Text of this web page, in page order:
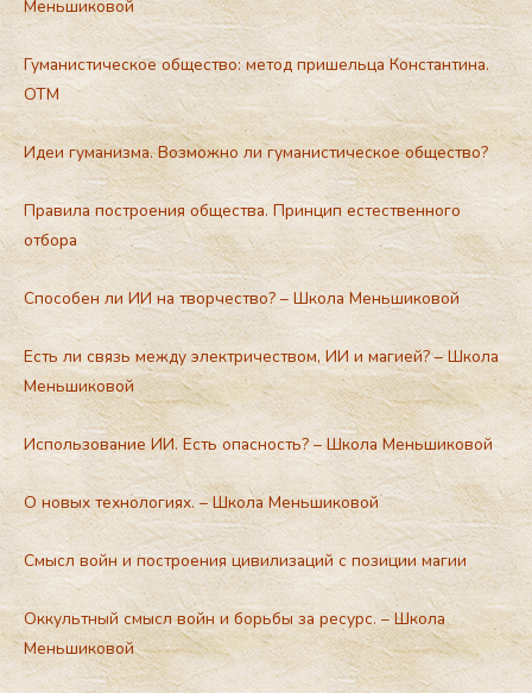
Меньшиковой
Гуманистическое общество: метод пришельца Константина.
ОТМ
Идеи гуманизма. Возможно ли гуманистическое общество?
Правила построения общества. Принцип естественного
отбора
Способен ли ИИ на творчество? – Школа Меньшиковой
Есть ли связь между электричеством, ИИ и магией? – Школа
Меньшиковой
Использование ИИ. Есть опасность? – Школа Меньшиковой
О новых технологиях. – Школа Меньшиковой
Смысл войн и построения цивилизаций с позиции магии
Оккультный смысл войн и борьбы за ресурс. – Школа
Меньшиковой